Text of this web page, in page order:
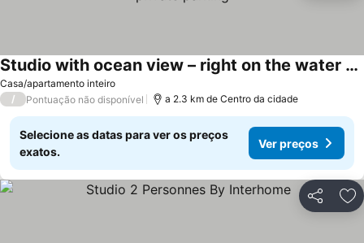
Casa/apartamento inteiro
Studio with ocean view – right on the water Pool & private parking
/ Pontuação não disponível a 2.3 km de Centro da cidade
Selecione as datas para ver os preços
exatos.
Ver preços
Partilhar